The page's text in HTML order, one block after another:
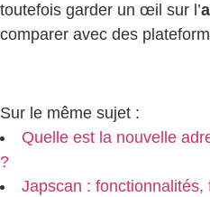
toutefois garder un œil sur l’
comparer avec des
Sur le même sujet :
Quelle est la nouvelle
?
Japscan :